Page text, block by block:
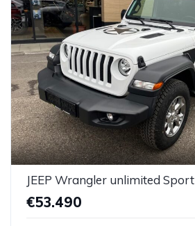
JEEP Wrangler unlimited Sport
€53.490